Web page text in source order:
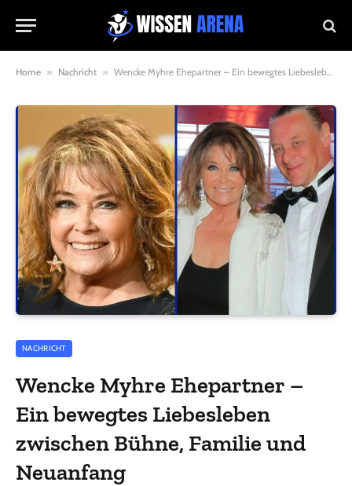
Home » Nachricht » Wencke Myhre Ehepartner – Ein bewegtes Liebesleben zwischen Bühne, Familie und Neuanfang
NACHRICHT
Wencke Myhre Ehepartner –
Ein bewegtes Liebesleben
zwischen Bühne, Familie und
Neuanfang